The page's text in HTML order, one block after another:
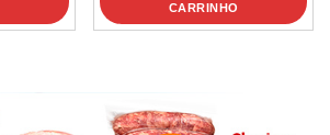
CARRINHO